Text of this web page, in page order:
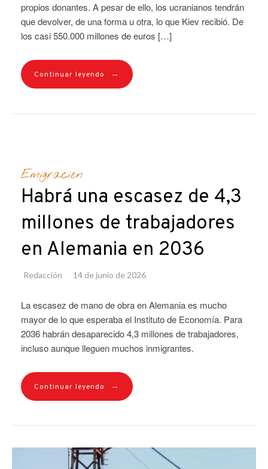
propios donantes. A pesar de ello, los ucranianos tendrán
que devolver, de una forma u otra, lo que Kiev recibió. De
los casi 550.000 millones de euros […]
Continuar leyendo →
Emigración
Habrá una escasez de 4,3
millones de trabajadores
en Alemania en 2036
Redacción 14 de junio de 2026
La escasez de mano de obra en Alemania es mucho
mayor de lo que esperaba el Instituto de Economía. Para
2036 habrán desaparecido 4,3 millones de trabajadores,
incluso aunque lleguen muchos inmigrantes.
Continuar leyendo →